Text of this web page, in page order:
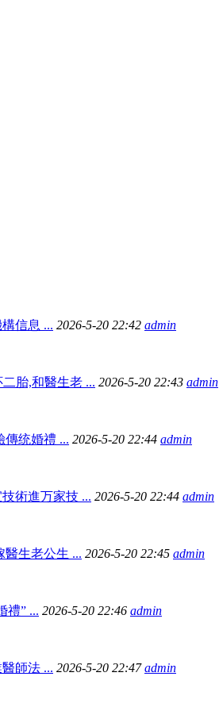
信息 ... 2026-5-20 22:42 admin
胎,和醫生老 ... 2026-5-20 22:43 admin
傳统婚禮 ... 2026-5-20 22:44 admin
術進万家技 ... 2026-5-20 22:44 admin
醫生老公生 ... 2026-5-20 22:45 admin
禮” ... 2026-5-20 22:46 admin
師法 ... 2026-5-20 22:47admin